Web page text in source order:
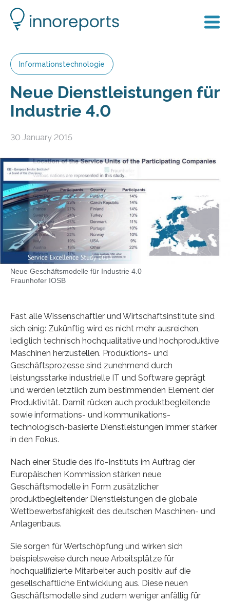
Informationstechnologie
Neue Dienstleistungen für
Industrie 4.0
30 January 2015
Neue Geschäftsmodelle für Industrie 4.0
Fraunhofer IOSB
Fast alle Wissenschaftler und Wirtschaftsinstitute sind
sich einig: Zukünftig wird es nicht mehr ausreichen,
lediglich technisch hochqualitative und hochproduktive
Maschinen herzustellen. Produktions- und
Geschäftsprozesse sind zunehmend durch
leistungsstarke industrielle IT und Software geprägt
und werden letztlich zum bestimmenden Element der
Produktivität. Damit rücken auch produktbegleitende
sowie informations- und kommunikations-
technologisch-basierte Dienstleistungen immer stärker
in den Fokus.
Nach einer Studie des Ifo-Instituts im Auftrag der
Europäischen Kommission stärken neue
Geschäftsmodelle in Form zusätzlicher
produktbegleitender Dienstleistungen die globale
Wettbewerbsfähigkeit des deutschen Maschinen- und
Anlagenbaus.
Sie sorgen für Wertschöpfung und wirken sich
beispielsweise durch neue Arbeitsplätze für
hochqualifizierte Mitarbeiter auch positiv auf die
gesellschaftliche Entwicklung aus. Diese neuen
Geschäftsmodelle sind zudem weniger anfällig für